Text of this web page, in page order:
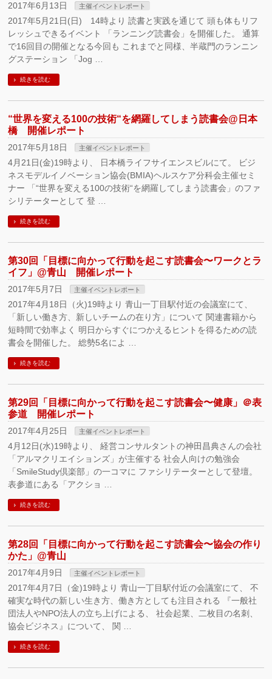
2017年6月13日 主催イベントレポート
2017年5月21日(日) 14時より 読書と実践を通じて 頭も体もリフ
レッシュできるイベント 「ランニング読書会」を開催した。 通算
で16回目の開催となる今回も これまでと同様、半蔵門のランニン
グステーション 「Jog …
続きを読む
“世界を変える100の技術“を網羅してしまう読書会@日本
橋 開催レポート
2017年5月18日 主催イベントレポート
4月21日(金)19時より、 日本橋ライフサイエンスビルにて。 ビジ
ネスモデルイノベーション協会(BMIA)ヘルスケア分科会主催セミ
ナー 「“世界を変える100の技術“を網羅してしまう読書会」のファ
シリテーターとして 登 …
続きを読む
第30回「目標に向かって行動を起こす読書会〜ワークとラ
イフ」@青山 開催レポート
2017年5月7日 主催イベントレポート
2017年4月18日（火)19時より 青山一丁目駅付近の会議室にて、
「新しい働き方、新しいチームの在り方」について 関連書籍から
短時間で効率よく 明日からすぐにつかえるヒントを得るための読
書会を開催した。 総勢5名によ …
続きを読む
第29回「目標に向かって行動を起こす読書会〜健康」＠表
参道 開催レポート
2017年4月25日 主催イベントレポート
4月12日(水)19時より、 経営コンサルタントの神田昌典さんの会社
「アルマクリエイションズ」が主催する 社会人向けの勉強会
「SmileStudy倶楽部」の一コマに ファシリテーターとして登壇。
表参道にある「アクショ …
続きを読む
第28回「目標に向かって行動を起こす読書会〜協会の作り
かた」@青山
2017年4月9日 主催イベントレポート
2017年4月7日（金)19時より 青山一丁目駅付近の会議室にて、 不
確実な時代の新しい生き方、働き方としても注目される 『一般社
団法人やNPO法人の立ち上げによる、 社会起業、二枚目の名刺、
協会ビジネス』について、 関 …
続きを読む